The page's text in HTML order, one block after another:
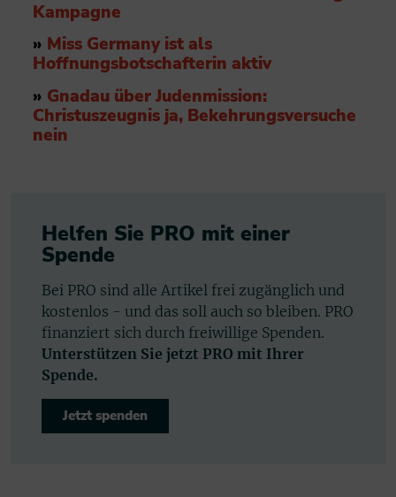
Kampagne
» Miss Germany ist als
Hoffnungsbotschafterin aktiv
» Gnadau über Judenmission:
Christuszeugnis ja, Bekehrungsversuche
nein
Helfen Sie PRO mit einer
Spende
Bei PRO sind alle Artikel frei zugänglich und
kostenlos - und das soll auch so bleiben. PRO
finanziert sich durch freiwillige Spenden.
Unterstützen Sie jetzt PRO mit Ihrer
Spende.
Jetzt spenden